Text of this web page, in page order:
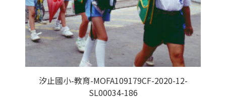
汐止國小-教育-MOFA109179CF-2020-12-
SL00034-186